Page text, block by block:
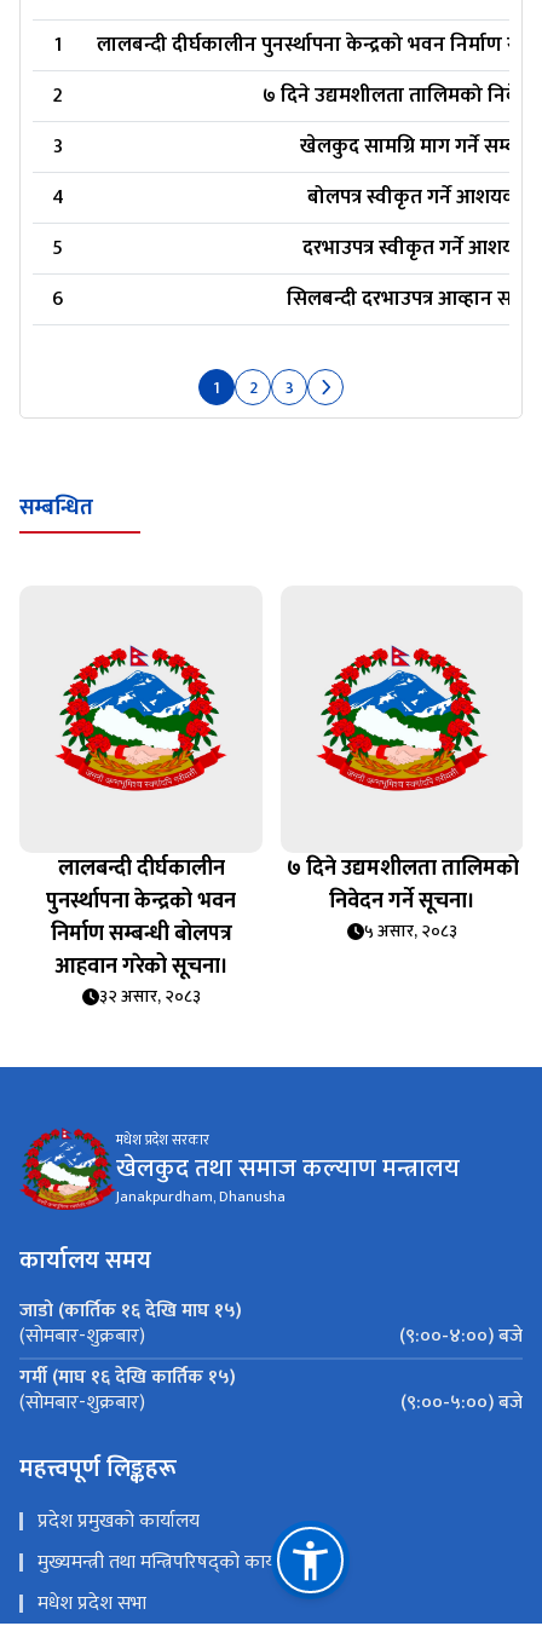
1
लालबन्दी दीर्घकालीन पुनर्स्थापना केन्द्रको भवन निर्माण
2
७ दिने उद्यमशीलता तालिमको
3
खेलकुद सामग्रि माग गर्ने
4
बोलपत्र स्वीकृत गर्ने आशयको
5
दरभाउपत्र स्वीकृत गर्ने
6
सिलबन्दी दरभाउपत्र आव्हान
1 2 3
सम्बन्धित
लालबन्दी दीर्घकालीन
पुनर्स्थापना केन्द्रको भवन
निर्माण सम्बन्धी बोलपत्र
आहवान गरेको सूचना।
३२ असार, २०८३
७ दिने उद्यमशीलता तालिमको
निवेदन गर्ने सूचना।
५ असार, २०८३
मधेश प्रदेश सरकार
खेलकुद तथा समाज कल्याण मन्त्रालय
Janakpurdham, Dhanusha
कार्यालय समय
जाडो (कार्तिक १६ देखि माघ १५)
(सोमबार-शुक्रबार)
(९:००-४:००) बजे
गर्मी (माघ १६ देखि कार्तिक १५)
(सोमबार-शुक्रबार) (९:००-५:००) बजे
महत्त्वपूर्ण लिङ्कहरू
प्रदेश प्रमुखको कार्यालय
मुख्यमन्त्री तथा मन्त्रिपरिषद्को कार्यालय
मधेश प्रदेश सभा